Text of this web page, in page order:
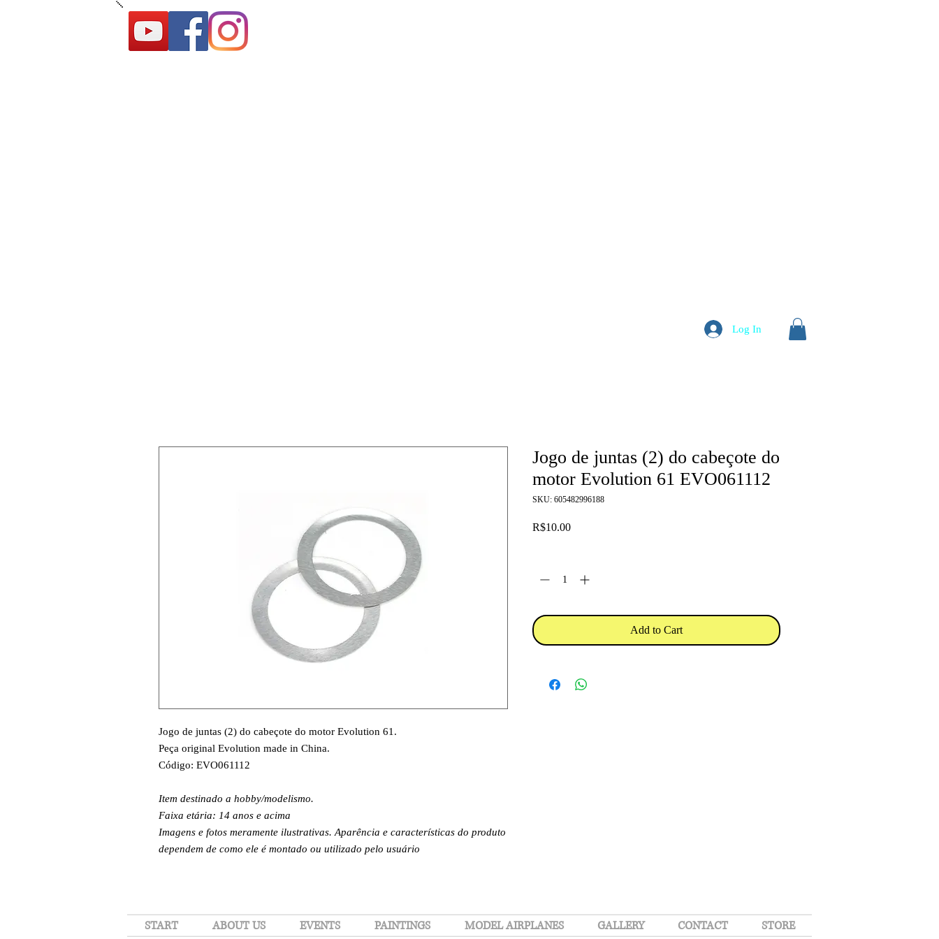
Log In
Jogo de juntas (2) do cabeçote do motor Evolution 61.
Peça original Evolution made in China.
Código: EVO061112
Item destinado a hobby/modelismo.
Faixa etária: 14 anos e acima
Imagens e fotos meramente ilustrativas. Aparência e características do produto
dependem de como ele é montado ou utilizado pelo usuário
Jogo de juntas (2) do cabeçote do
motor Evolution 61 EVO061112
SKU: 605482996188
R$10.00Price
Add to Cart
START ABOUT US EVENTS PAINTINGS MODEL AIRPLANES GALLERY CONTACT STORE